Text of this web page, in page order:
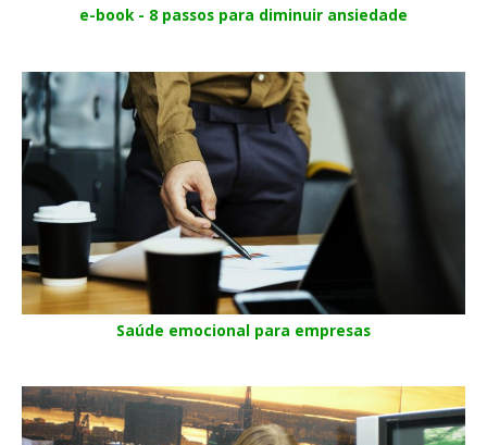
e-book - 8 passos para diminuir ansiedade
Saúde emocional para empresas